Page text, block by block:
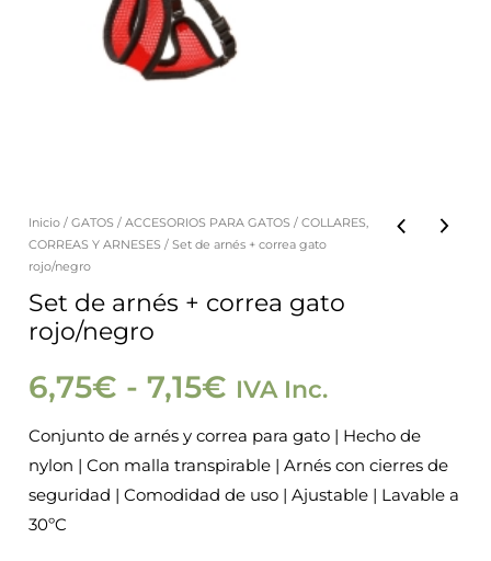
Inicio /GATOS /ACCESORIOS PARA GATOS /COLLARES,
CORREAS Y ARNESES / Set de arnés + correa gato
rojo/negro
Set de arnés + correa gato
rojo/negro
6,75€ - 7,15€
Rango
de
desde
6,75€
IVA Inc.
Conjunto de arnés y correa para gato | Hecho de
nylon | Con malla transpirable | Arnés con cierres de
seguridad | Comodidad de uso | Ajustable | Lavable a
30ºC
Set
de
arnés
+
gato
rojo/negro
cantidad